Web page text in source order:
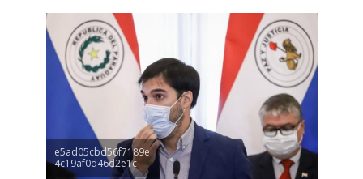
e5ad05cbd56f7189e
4c19af0d46d2e1c